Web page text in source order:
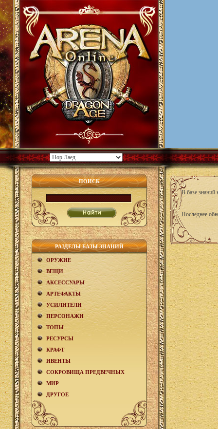
ПОИСК
РАЗДЕЛЫ БАЗЫ ЗНАНИЙ
ОРУЖИЕ
ВЕЩИ
АКCЕСCУАРЫ
АРТЕФАКТЫ
УСИЛИТЕЛИ
ПЕРСОНАЖИ
ТОПЫ
РЕСУРСЫ
КРАФТ
ИВЕНТЫ
СОКРОВИЩА ПРЕДВЕЧНЫХ
МИР
ДРУГОЕ
В базе знаний
Последнее